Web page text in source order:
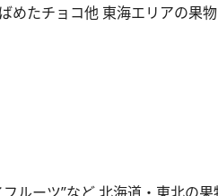
めたチョコ他 東海エリアの果